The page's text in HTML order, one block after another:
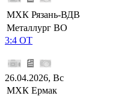
МХК Рязань-ВДВ
Металлург ВО
3:4 ОТ
26.04.2026, Вс
МХК Ермак